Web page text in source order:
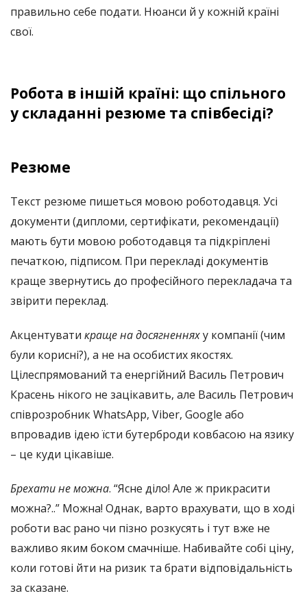
правильно себе подати. Нюанси й у кожній країні
свої.
Робота в іншій країні: що спільного
у складанні резюме та співбесіді?
Резюме
Текст резюме пишеться мовою роботодавця. Усі
документи (дипломи, сертифікати, рекомендації)
мають бути мовою роботодавця та підкріплені
печаткою, підписом. При перекладі документів
краще звернутись до професійного перекладача та
звірити переклад.
Акцентувати краще на досягненняху компанії (чим
були корисні?), а не на особистих якостях.
Цілеспрямований та енергійний Василь Петрович
Красень нікого не зацікавить, але Василь Петрович
співрозробник WhatsApp, Viber, Google або
впровадив ідею їсти бутерброди ковбасою на язику
– це куди цікавіше.
Брехати не можна. “Ясне діло! Але ж прикрасити
можна?..” Можна! Однак, варто врахувати, що в ході
роботи вас рано чи пізно розкусять і тут вже не
важливо яким боком смачніше. Набивайте собі ціну,
коли готові йти на ризик та брати відповідальність
за сказане.